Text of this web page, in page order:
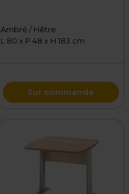
Ambré / Hêtre
L 80 x P 48 x H 183 cm
Sur commande